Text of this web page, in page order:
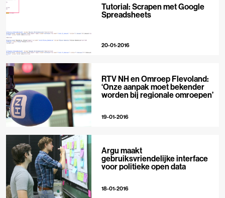
Tutorial: Scrapen met Google
Spreadsheets
20-01-2016
RTV NH en Omroep Flevoland:
‘Onze aanpak moet bekender
worden bij regionale omroepen’
19-01-2016
Argu maakt
gebruiksvriendelijke interface
voor politieke open data
18-01-2016